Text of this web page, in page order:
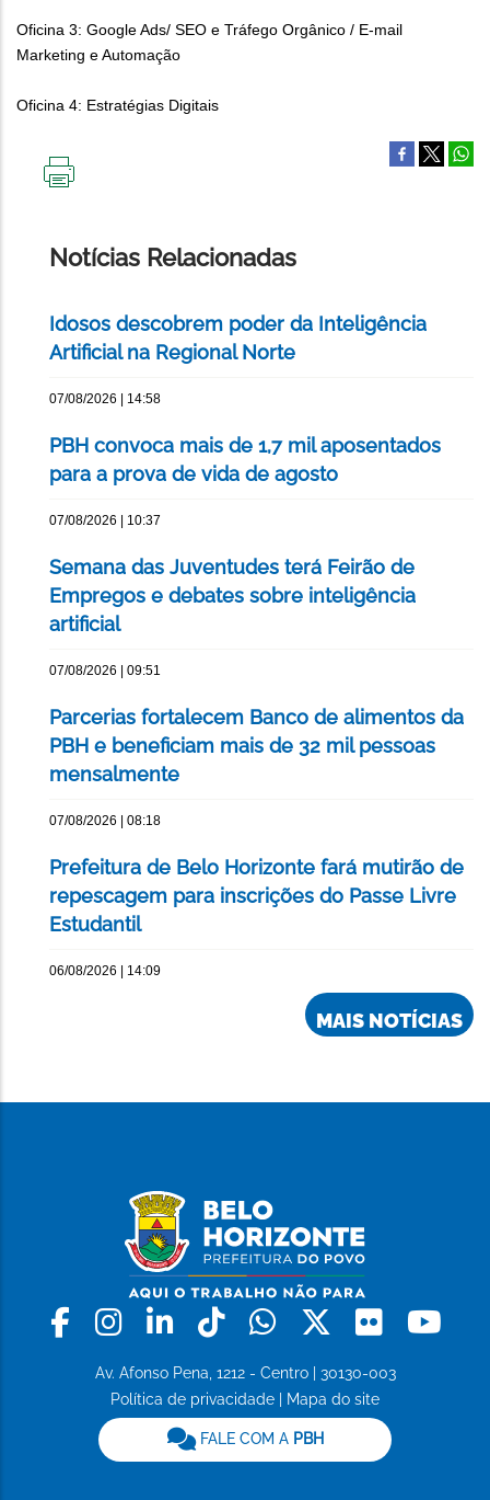
Oficina 3: Google Ads/ SEO e Tráfego Orgânico / E-mail
Marketing e Automação
Oficina 4: Estratégias Digitais
Notícias Relacionadas
Idosos descobrem poder da Inteligência
Artificial na Regional Norte
07/08/2026 | 14:58
PBH convoca mais de 1,7 mil aposentados
para a prova de vida de agosto
07/08/2026 | 10:37
Semana das Juventudes terá Feirão de
Empregos e debates sobre inteligência
artificial
07/08/2026 | 09:51
Parcerias fortalecem Banco de alimentos da
PBH e beneficiam mais de 32 mil pessoas
mensalmente
07/08/2026 | 08:18
Prefeitura de Belo Horizonte fará mutirão de
repescagem para inscrições do Passe Livre
Estudantil
06/08/2026 | 14:09
MAIS NOTÍCIAS
Facebook
Instagram
LinkedinTiktokWhatsapp
X Flickr
Av. Afonso Pena, 1212 - Centro | 30130-003
Política de privacidade
Mapa do site
FALE COM A PBH